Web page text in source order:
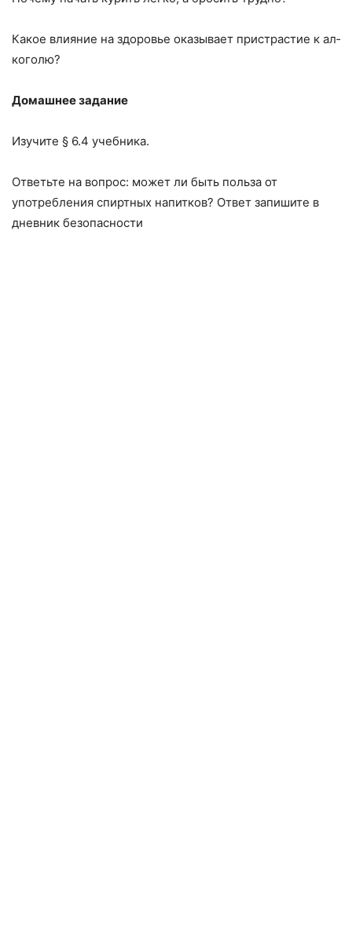
Какое влияние на здоровье оказывает пристрастие к ал­
коголю?
Домашнее задание
Изучите § 6.4 учебника.
Ответьте на вопрос: может ли быть польза от
употребле­ния спиртных напитков? Ответ запишите в
дневник безопасности